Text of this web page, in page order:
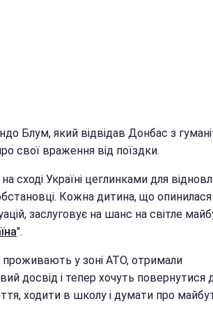
Блум, який відвідав Донбас з
свої враження від поїздки.
сході Україні цеглинками для
Кожна дитина, що
заслуговує на шанс на світле
".
проживають у зоні АТО, отримали
досвід і тепер хочуть повернутися
ходити в школу і думати про